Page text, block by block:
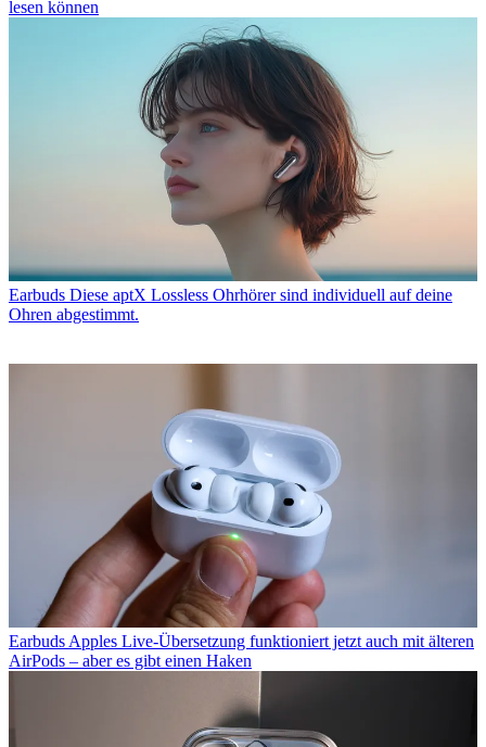
lesen können
Earbuds Diese aptX Lossless Ohrhörer sind individuell auf deine
Ohren abgestimmt.
EarbudsApples Live-Übersetzung funktioniert jetzt auch mit älteren
AirPods – aber es gibt einen Haken